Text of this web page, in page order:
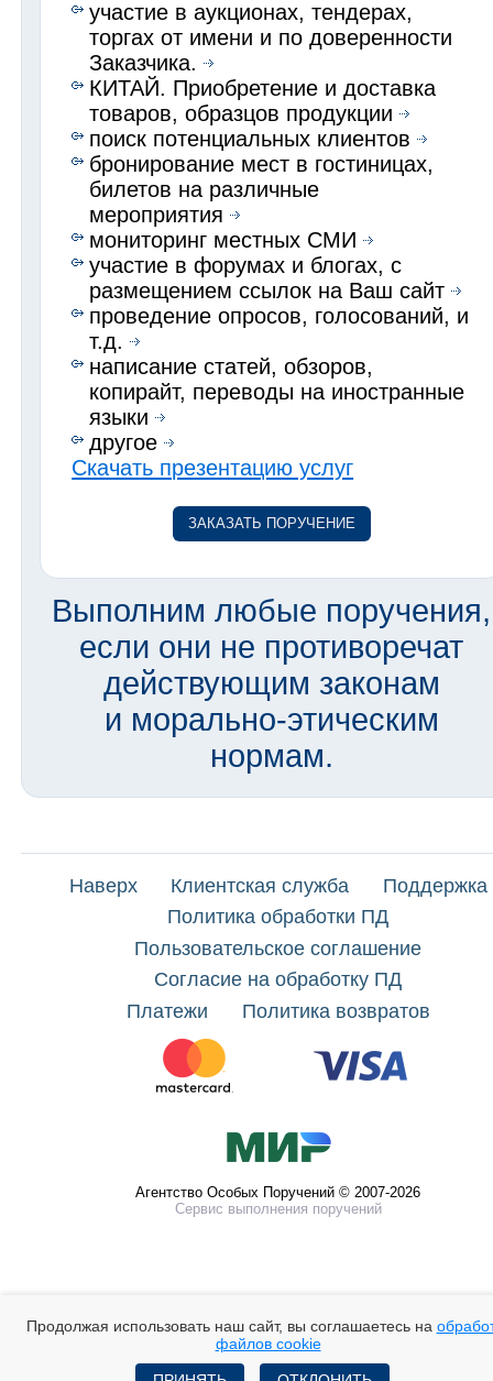
Продолжая использовать наш сайт, вы соглашаетесь на
файлов cookie
участие в аукционах, тендерах,
торгах от имени и по доверенности
Заказчика.
КИТАЙ. Приобретение и доставка
товаров, образцов продукции
поиск потенциальных клиентов
бронирование мест в гостиницах,
билетов на различные
мероприятия
мониторинг местных СМИ
участие в форумах и блогах, с
размещением ссылок на Ваш сайт
проведение опросов, голосований, и
т.д.
написание статей, обзоров,
копирайт, переводы на иностранные
языки
другое
Скачать презентацию услуг
ЗАКАЗАТЬ ПОРУЧЕНИЕ
Выполним любые поручения,
если они не противоречат
действующим законам
и морально-этическим
нормам.
Наверх Клиентская служба
Поддержка
Политика обработки ПД
Пользовательское соглашение
Согласие на обработку ПД
Платежи
Политика возвратов
Агентство Особых Поручений © 2007-2026
Сервис выполнения поручений